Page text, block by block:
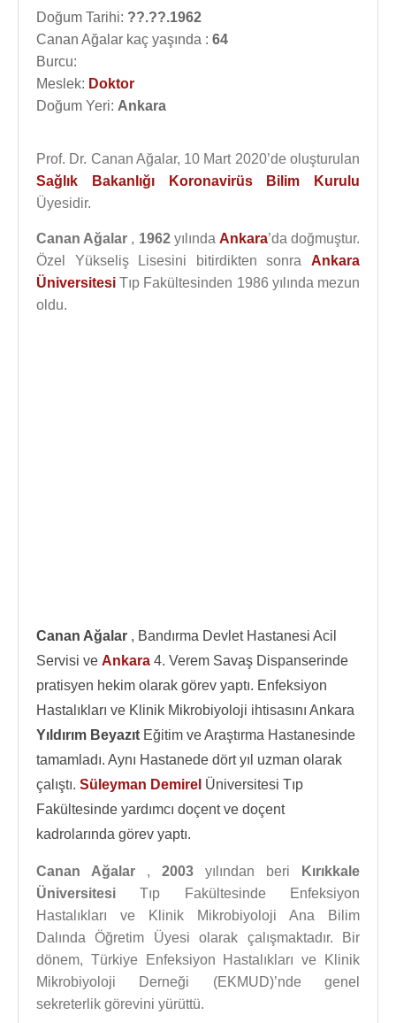
Doğum Tarihi: ??.??.1962
Canan Ağalar kaç yaşında : 64
Burcu:
Meslek: Doktor
Doğum Yeri: Ankara
Prof. Dr. Canan Ağalar, 10 Mart 2020’de oluşturulan
Sağlık Bakanlığı Koronavirüs Bilim Kurulu
Üyesidir.
Canan Ağalar , 1962yılında Ankara’da doğmuştur.
Özel Yükseliş Lisesini bitirdikten sonra Ankara
Üniversitesi Tıp Fakültesinden 1986 yılında mezun
oldu.
Canan Ağalar , Bandırma Devlet Hastanesi Acil
Servisi ve Ankara 4. Verem Savaş Dispanserinde
pratisyen hekim olarak görev yaptı. Enfeksiyon
Hastalıkları ve Klinik Mikrobiyoloji ihtisasını Ankara
Yıldırım Beyazıt Eğitim ve Araştırma Hastanesinde
tamamladı. Aynı Hastanede dört yıl uzman olarak
çalıştı. Süleyman Demirel Üniversitesi Tıp
Fakültesinde yardımcı doçent ve doçent
kadrolarında görev yaptı.
Canan Ağalar , 2003 yılından beri
Kırıkkale
Üniversitesi Tıp Fakültesinde Enfeksiyon
Hastalıkları ve Klinik Mikrobiyoloji Ana Bilim
Dalında Öğretim Üyesi olarak çalışmaktadır. Bir
dönem, Türkiye Enfeksiyon Hastalıkları ve Klinik
Mikrobiyoloji Derneği (EKMUD)’nde genel
sekreterlik görevini yürüttü.